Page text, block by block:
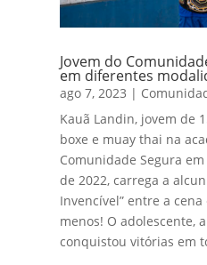
Jovem do
em diferentes
ago 7, 2023 |
Kauã Landin, jovem de
boxe e muay thai na
Comunidade Segura
de 2022, carrega a
Invencível” entre a
menos! O adolescente,
conquistou vitórias em